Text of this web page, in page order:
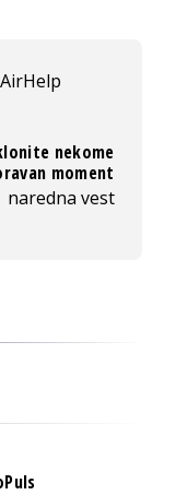
AirHelp
nekome
moment
naredna vest